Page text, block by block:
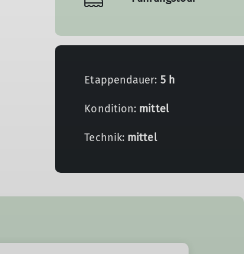
Etappendauer: 5 h
Kondition: mittel
Technik: mittel